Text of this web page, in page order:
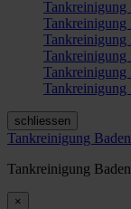
Tankreinigung
Tankreinigung
Tankreinigung
Tankreinigung
Tankreinigung
schliessen
Tankreinigung
Tankreinigung
×